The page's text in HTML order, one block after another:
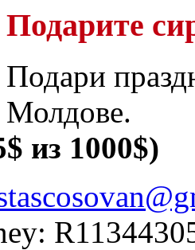
Подарите
Подари
Молдове.
из 1000$)